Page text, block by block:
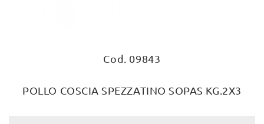
Cod. 09843
POLLO COSCIA SPEZZATINO SOPAS KG.2X3